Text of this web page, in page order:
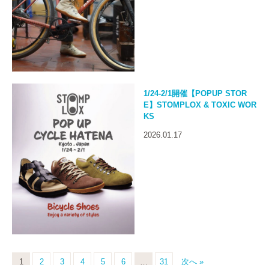
1/24-2/1開催【POPUP STOR
E】STOMPLOX & TOXIC WOR
KS
2026.01.17
1 2 3 4 5 6 31 次へ »